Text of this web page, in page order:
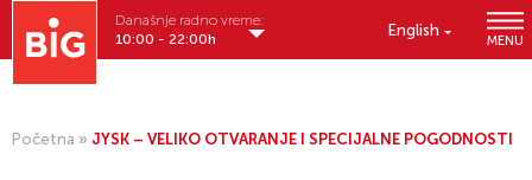
English
MENU
Današnje radno vreme:
10:00 - 22:00h
Početna » JYSK – VELIKO OTVARANJE I SPECIJALNE POGODNOSTI